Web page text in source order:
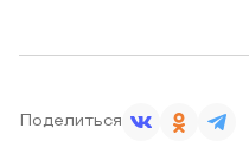
Поделиться